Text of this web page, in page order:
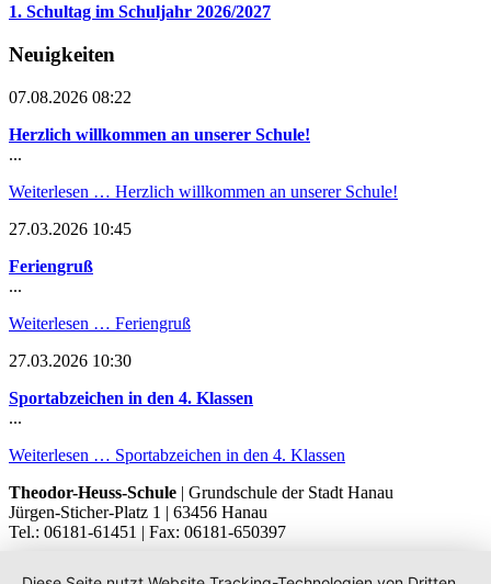
1. Schultag im Schuljahr 2026/2027
Neuigkeiten
07.08.2026 08:22
Herzlich willkommen an unserer Schule!
...
Weiterlesen … Herzlich willkommen an unserer Schule!
27.03.2026 10:45
Feriengruß
...
Weiterlesen … Feriengruß
27.03.2026 10:30
Sportabzeichen in den 4. Klassen
...
Weiterlesen … Sportabzeichen in den 4. Klassen
Theodor-Heuss-Schule | Grundschule der Stadt Hanau
Jürgen-Sticher-Platz 1 | 63456 Hanau
Tel.: 06181-61451 | Fax: 06181-650397